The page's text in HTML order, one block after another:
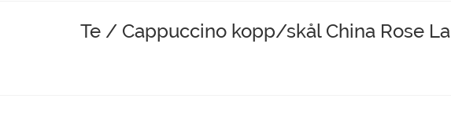
Te / Cappuccino kopp/skål China Rose